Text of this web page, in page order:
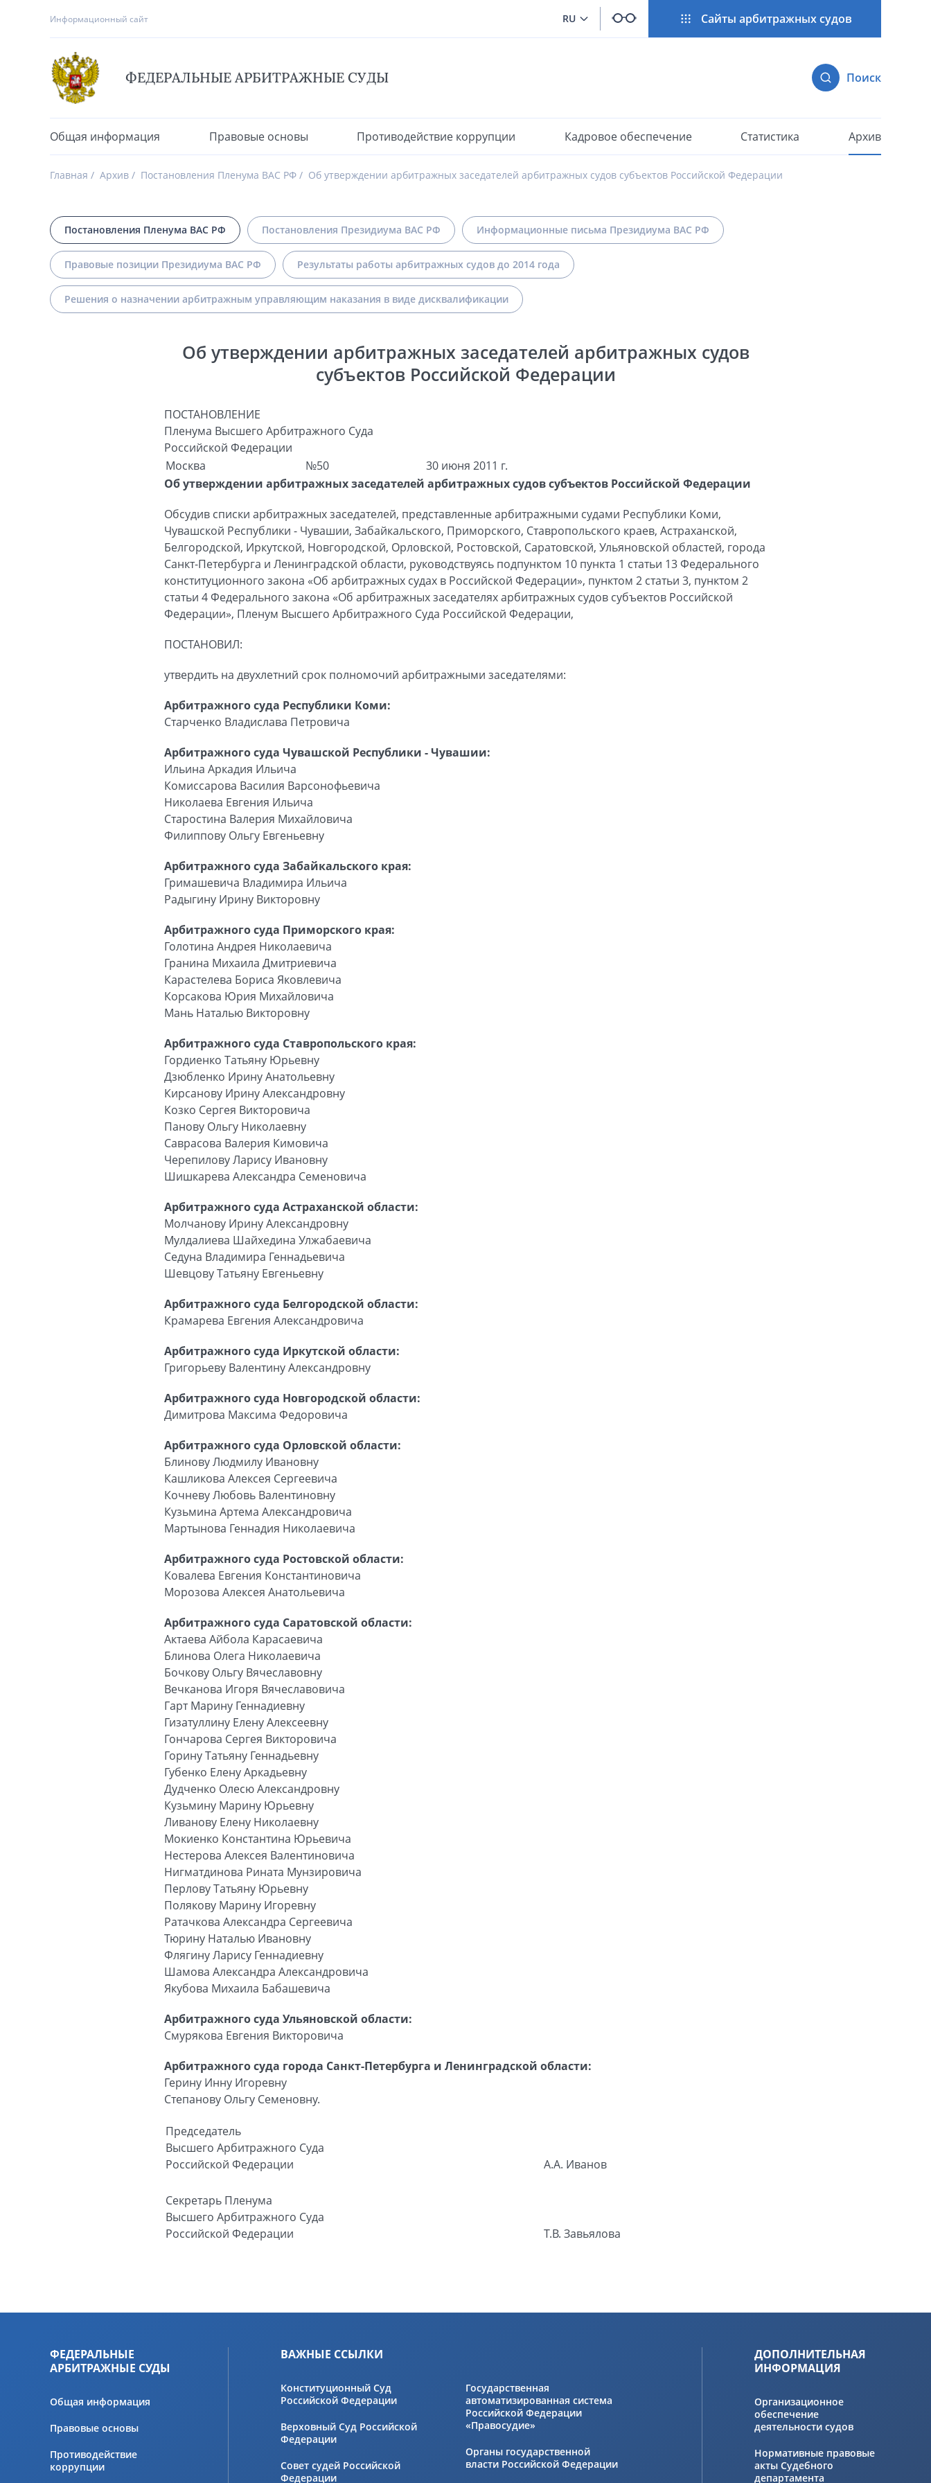
Информационный сайт RU Сайты арбитражных судов
ФЕДЕРАЛЬНЫЕ АРБИТРАЖНЫЕ СУДЫ Поиск
Общая информация Правовые основы Противодействие коррупции Кадровое обеспечение Статистика Архив
Главная Архив Постановления Пленума ВАС РФ Об утверждении арбитражных заседателей арбитражных судов субъектов Российской Федерации
Постановления Пленума ВАС РФ Постановления Президиума ВАС РФ Информационные письма Президиума ВАС РФ
Правовые позиции Президиума ВАС РФ Результаты работы арбитражных судов до 2014 года
Решения о назначении арбитражным управляющим наказания в виде дисквалификации
Об утверждении арбитражных заседателей арбитражных судов
субъектов Российской Федерации
ПОСТАНОВЛЕНИЕ
Пленума Высшего Арбитражного Суда
Российской Федерации
Москва
№50
30 июня 2011 г.
Об утверждении арбитражных заседателей арбитражных судов субъектов Российской Федерации
Обсудив списки арбитражных заседателей, представленные арбитражными судами Республики Коми,
Чувашской Республики - Чувашии, Забайкальского, Приморского, Ставропольского краев, Астраханской,
Белгородской, Иркутской, Новгородской, Орловской, Ростовской, Саратовской, Ульяновской областей, города
Санкт-Петербурга и Ленинградской области, руководствуясь подпунктом 10 пункта 1 статьи 13 Федерального
конституционного закона «Об арбитражных судах в Российской Федерации», пунктом 2 статьи 3, пунктом 2
статьи 4 Федерального закона «Об арбитражных заседателях арбитражных судов субъектов Российской
Федерации», Пленум Высшего Арбитражного Суда Российской Федерации,
ПОСТАНОВИЛ:
утвердить на двухлетний срок полномочий арбитражными заседателями:
Арбитражного суда Республики Коми:
Старченко Владислава Петровича
Арбитражного суда Чувашской Республики - Чувашии:
Ильина Аркадия Ильича
Комиссарова Василия Варсонофьевича
Николаева Евгения Ильича
Старостина Валерия Михайловича
Филиппову Ольгу Евгеньевну
Арбитражного суда Забайкальского края:
Гримашевича Владимира Ильича
Радыгину Ирину Викторовну
Арбитражного суда Приморского края:
Голотина Андрея Николаевича
Гранина Михаила Дмитриевича
Карастелева Бориса Яковлевича
Корсакова Юрия Михайловича
Мань Наталью Викторовну
Арбитражного суда Ставропольского края:
Гордиенко Татьяну Юрьевну
Дзюбленко Ирину Анатольевну
Кирсанову Ирину Александровну
Козко Сергея Викторовича
Панову Ольгу Николаевну
Саврасова Валерия Кимовича
Черепилову Ларису Ивановну
Шишкарева Александра Семеновича
Арбитражного суда Астраханской области:
Молчанову Ирину Александровну
Мулдалиева Шайхедина Улжабаевича
Седуна Владимира Геннадьевича
Шевцову Татьяну Евгеньевну
Арбитражного суда Белгородской области:
Крамарева Евгения Александровича
Арбитражного суда Иркутской области:
Григорьеву Валентину Александровну
Арбитражного суда Новгородской области:
Димитрова Максима Федоровича
Арбитражного суда Орловской области:
Блинову Людмилу Ивановну
Кашликова Алексея Сергеевича
Кочневу Любовь Валентиновну
Кузьмина Артема Александровича
Мартынова Геннадия Николаевича
Арбитражного суда Ростовской области:
Ковалева Евгения Константиновича
Морозова Алексея Анатольевича
Арбитражного суда Саратовской области:
Актаева Айбола Карасаевича
Блинова Олега Николаевича
Бочкову Ольгу Вячеславовну
Вечканова Игоря Вячеславовича
Гарт Марину Геннадиевну
Гизатуллину Елену Алексеевну
Гончарова Сергея Викторовича
Горину Татьяну Геннадьевну
Губенко Елену Аркадьевну
Дудченко Олесю Александровну
Кузьмину Марину Юрьевну
Ливанову Елену Николаевну
Мокиенко Константина Юрьевича
Нестерова Алексея Валентиновича
Нигматдинова Рината Мунзировича
Перлову Татьяну Юрьевну
Полякову Марину Игоревну
Ратачкова Александра Сергеевича
Тюрину Наталью Ивановну
Флягину Ларису Геннадиевну
Шамова Александра Александровича
Якубова Михаила Бабашевича
Арбитражного суда Ульяновской области:
Смурякова Евгения Викторовича
Арбитражного суда города Санкт-Петербурга и Ленинградской области:
Герину Инну Игоревну
Степанову Ольгу Семеновну.
Председатель
Высшего Арбитражного Суда
Российской Федерации
А.А. Иванов
Секретарь Пленума
Высшего Арбитражного Суда
Российской Федерации
Т.В. Завьялова
ФЕДЕРАЛЬНЫЕ
АРБИТРАЖНЫЕ СУДЫ
Общая информация
Правовые основы
Противодействие
коррупции
ВАЖНЫЕ ССЫЛКИ
Конституционный Суд
Российской Федерации
Верховный Суд Российской
Федерации
Совет судей Российской
Федерации
Государственная
автоматизированная система
Российской Федерации
«Правосудие»
Органы государственной
власти Российской Федерации
ДОПОЛНИТЕЛЬНАЯ
ИНФОРМАЦИЯ
Организационное
обеспечение
деятельности судов
Нормативные правовые
акты Судебного
департамента